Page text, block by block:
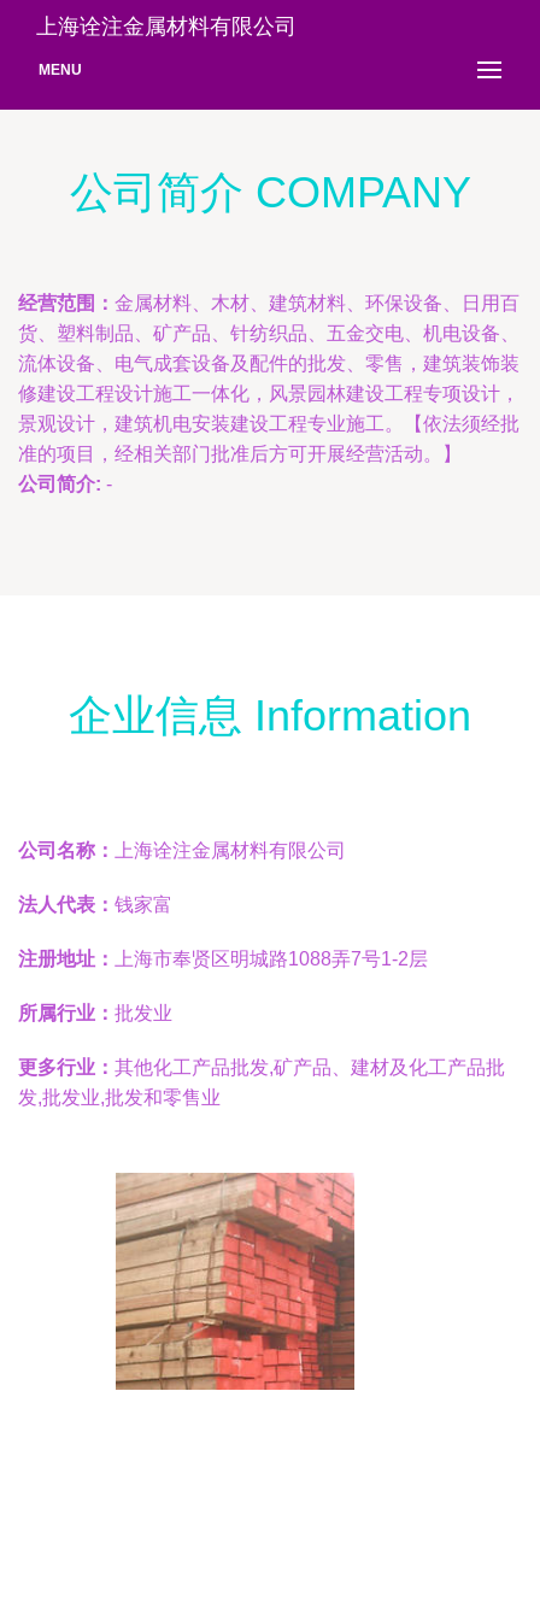
上海诠注金属材料有限公司
MENU
公司简介 COMPANY
经营范围： 金属材料、木材、建筑材料、环保设备、日用百
货、塑料制品、矿产品、针纺织品、五金交电、机电设备、
流体设备、电气成套设备及配件的批发、零售，建筑装饰装
修建设工程设计施工一体化，风景园林建设工程专项设计，
景观设计，建筑机电安装建设工程专业施工。【依法须经批
准的项目，经相关部门批准后方可开展经营活动。】
公司简介: -
企业信息 Information
公司名称： 上海诠注金属材料有限公司
法人代表： 钱家富
注册地址： 上海市奉贤区明城路1088弄7号1-2层
所属行业： 批发业
更多行业： 其他化工产品批发,矿产品、建材及化工产品批
发,批发业,批发和零售业